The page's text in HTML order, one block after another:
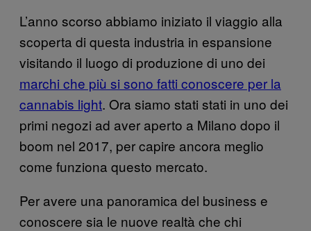
L’anno scorso abbiamo iniziato il viaggio alla
scoperta di questa industria in espansione
visitando il luogo di produzione di uno dei
marchi che più si sono fatti conoscere per la
cannabis light. Ora siamo stati stati in uno dei
primi negozi ad aver aperto a Milano dopo il
boom nel 2017, per capire ancora meglio
come funziona questo mercato.
Per avere una panoramica del business e
conoscere sia le nuove realtà che chi